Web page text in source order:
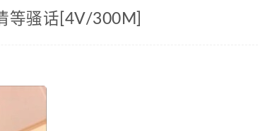
等骚话[4V/300M]